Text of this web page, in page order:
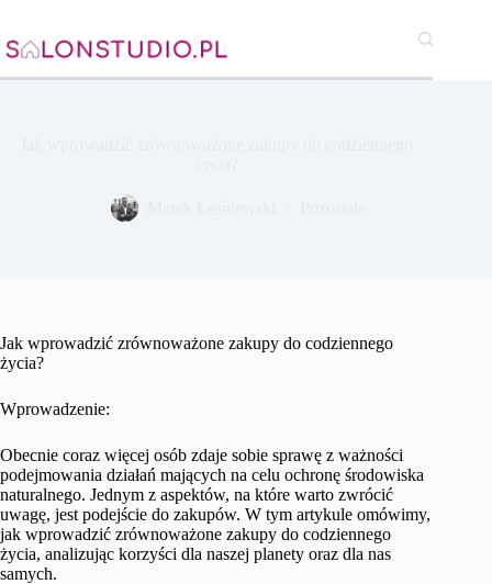
treści
Jak wprowadzić zrównoważone zakupy do codziennego
życia?
Wprowadzenie:
Obecnie coraz więcej osób zdaje sobie sprawę z ważności
podejmowania działań mających na celu ochronę środowiska
naturalnego. Jednym z aspektów, na które warto zwrócić
uwagę, jest podejście do zakupów. W tym artykule omówimy,
jak wprowadzić zrównoważone zakupy do codziennego
życia, analizując korzyści dla naszej planety oraz dla nas
samych.